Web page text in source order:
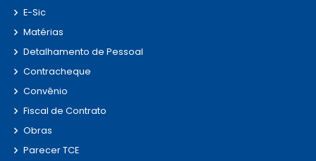
E-Sic
Matérias
Detalhamento de Pessoal
Contracheque
Convênio
Fiscal de Contrato
Obras
Parecer TCE